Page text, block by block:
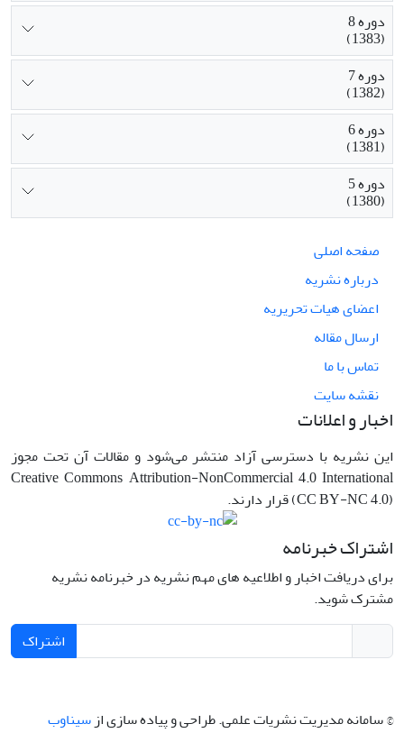
دوره 8
(1383)
دوره 7
(1382)
دوره 6
(1381)
دوره 5
(1380)
صفحه اصلی
درباره نشریه
اعضای هیات تحریریه
ارسال مقاله
تماس با ما
نقشه سایت
اخبار و اعلانات
این نشریه با دسترسی آزاد منتشر می‌شود و مقالات آن تحت مجوز
Creative Commons Attribution-NonCommercial 4.0 International
(CC BY-NC 4.0) قرار دارند.
اشتراک خبرنامه
برای دریافت اخبار و اطلاعیه های مهم نشریه در خبرنامه نشریه
مشترک شوید.
اشتراک
© سامانه مدیریت نشریات علمی.طراحی و پیاده سازی از سیناوب